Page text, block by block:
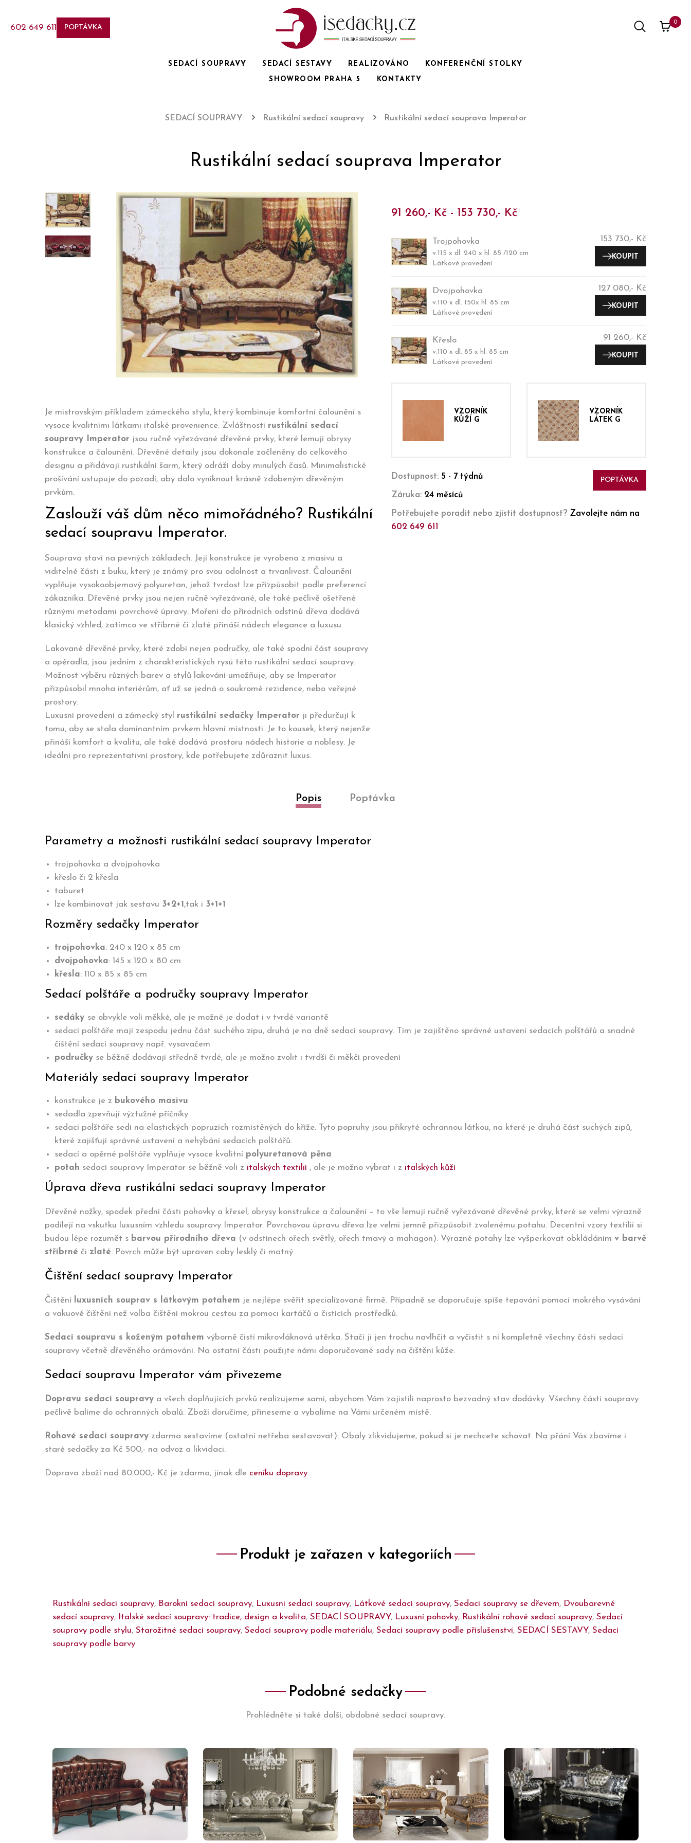
602 649 611 POPTÁVKA
SEDACÍ SOUPRAVY SEDACÍ SESTAVY REALIZOVÁNO
KONFERENČNÍ STOLKY
SHOWROOM PRAHA 5
KONTAKTY
0
SEDACÍ SOUPRAVY Rustikální sedací soupravy Rustikální sedací souprava Imperator
Rustikální sedací souprava Imperator
Je mistrovským příkladem zámeckého stylu, který kombinuje komfortní čalounění s
vysoce kvalitními látkami italské provenience. Zvláštností rustikální sedací
soupravy Imperator jsou ručně vyřezávané dřevěné prvky, které lemují obrysy
konstrukce a čalounění. Dřevěné detaily jsou dokonale začleněny do celkového
designu a přidávají rustikální šarm, který odráží doby minulých časů. Minimalistické
prošívání ustupuje do pozadí, aby dalo vyniknout krásně zdobeným dřevěným
prvkům.
Zaslouží váš dům něco mimořádného? Rustikální
sedací soupravu Imperator.
Souprava staví na pevných základech. Její konstrukce je vyrobena z masivu a
viditelné části z buku, který je známý pro svou odolnost a trvanlivost. Čalounění
vyplňuje vysokoobjemový polyuretan, jehož tvrdost lze přizpůsobit podle preferencí
zákazníka. Dřevěné prvky jsou nejen ručně vyřezávané, ale také pečlivě ošetřené
různými metodami povrchové úpravy. Moření do přírodních odstínů dřeva dodává
klasický vzhled, zatímco ve stříbrné či zlaté přináší nádech elegance a luxusu.
Lakované dřevěné prvky, které zdobí nejen područky, ale také spodní část soupravy
a opěradla, jsou jedním z charakteristických rysů této rustikální sedací soupravy.
Možnost výběru různých barev a stylů lakování umožňuje, aby se Imperator
přizpůsobil mnoha interiérům, ať už se jedná o soukromé rezidence, nebo veřejné
prostory.
Luxusní provedení a zámecký styl rustikální sedačky Imperator ji předurčují k
tomu, aby se stala dominantním prvkem hlavní místnosti. Je to kousek, který nejenže
přináší komfort a kvalitu, ale také dodává prostoru nádech historie a noblesy. Je
ideální pro reprezentativní prostory, kde potřebujete zdůraznit luxus.
91 260,- Kč - 153 730,- Kč
Trojpohovka
v.115 x dl. 240 x hl. 85 /120 cm
Látkové provedení
153 730,- Kč
KOUPIT
Dvojpohovka
v.110 x dl. 150x hl. 85 cm
Látkové provedení
127 080,- Kč
KOUPIT
Křeslo
v.110 x dl. 85 x hl. 85 cm
Látkové provedení
91 260,- Kč
KOUPIT
VZORNÍK
KŮŽÍ G
VZORNÍK
LÁTEK G
POPTÁVKA
Dostupnost: 5 - 7 týdnů
Záruka: 24 měsíců
Potřebujete poradit nebo zjistit dostupnost? Zavolejte nám na
602 649 611
Popis Poptávka
Parametry a možnosti rustikální sedací soupravy Imperator
trojpohovka a dvojpohovka
křeslo či 2 křesla
taburet
lze kombinovat jak sestavu 3+2+1 ,tak i 3+1+1
Rozměry sedačky Imperator
trojpohovka: 240 x 120 x 85 cm
dvojpohovka: 145 x 120 x 80 cm
křesla: 110 x 85 x 85 cm
Sedací polštáře a područky soupravy Imperator
sedáky se obvykle volí měkké, ale je možné je dodat i v tvrdé variantě
sedací polštáře mají zespodu jednu část suchého zipu, druhá je na dně sedací soupravy. Tím je zajištěno správné ustavení sedacích polštářů a snadné
čištění sedací soupravy např. vysavačem
područky se běžně dodávají středně tvrdé, ale je možno zvolit i tvrdší či měkčí provedení
Materiály sedací soupravy Imperator
konstrukce je z bukového masivu
sedadla zpevňují výztužné příčníky
sedací polštáře sedí na elastických popruzích rozmístěných do kříže. Tyto popruhy jsou přikryté ochrannou látkou, na které je druhá část suchých zipů,
které zajišťují správné ustavení a nehýbání sedacích polštářů.
sedací a opěrné polštáře vyplňuje vysoce kvalitní polyuretanová pěna
potah sedací soupravy Imperator se běžně volí z italských textilií , ale je možno vybrat i z italských kůží
Úprava dřeva rustikální sedací soupravy Imperator
Dřevěné nožky, spodek přední části pohovky a křesel, obrysy konstrukce a čalounění – to vše lemují ručně vyřezávané dřevěné prvky, které se velmi výrazně
podílejí na vskutku luxusním vzhledu soupravy Imperator. Povrchovou úpravu dřeva lze velmi jemně přizpůsobit zvolenému potahu. Decentní vzory textilií si
budou lépe rozumět s barvou přírodního dřeva (v odstínech ořech světlý, ořech tmavý a mahagon). Výrazné potahy lze vyšperkovat obkládáním v barvě
stříbrné či zlaté. Povrch může být upraven coby lesklý či matný.
Čištění sedací soupravy Imperator
Čištění luxusních souprav s látkovým potahem je nejlépe svěřit specializované firmě. Případně se doporučuje spíše tepování pomocí mokrého vysávání
a vakuové čištění než volba čištění mokrou cestou za pomoci kartáčů a čistících prostředků.
Sedací soupravu s koženým potahem výborně čistí mikrovláknová utěrka. Stačí ji jen trochu navlhčit a vyčistit s ní kompletně všechny části sedací
soupravy včetně dřevěného orámování. Na ostatní části použijte námi doporučované sady na čištění kůže.
Sedací soupravu Imperator vám přivezeme
Dopravu sedací soupravy a všech doplňujících prvků realizujeme sami, abychom Vám zajistili naprosto bezvadný stav dodávky. Všechny části soupravy
pečlivě balíme do ochranných obalů. Zboží doručíme, přineseme a vybalíme na Vámi určeném místě.
Rohové sedací soupravy zdarma sestavíme (ostatní netřeba sestavovat). Obaly zlikvidujeme, pokud si je nechcete schovat. Na přání Vás zbavíme i
staré sedačky za Kč 500,- na odvoz a likvidaci.
Doprava zboží nad 80.000,- Kč je zdarma, jinak dle ceníku dopravy.
Produkt je zařazen v kategoriích
Rustikální sedací soupravy, Barokní sedací soupravy, Luxusní sedací soupravy, Látkové sedací soupravy, Sedací soupravy se dřevem, Dvoubarevné
sedací soupravy, Italské sedací soupravy: tradice, design a kvalita, SEDACÍ SOUPRAVY, Luxusní pohovky, Rustikální rohové sedací soupravy, Sedací
soupravy podle stylu, Starožitné sedací soupravy, Sedací soupravy podle materiálu, Sedací soupravy podle příslušenství, SEDACÍ SESTAVY, Sedací
soupravy podle barvy
Podobné sedačky
Prohlédněte si také další, obdobné sedací soupravy.